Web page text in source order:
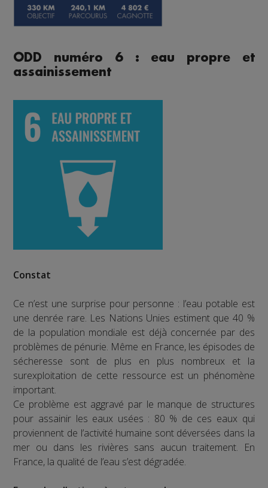
ODD numéro 6 : eau propre et
assainissement
Constat
Ce n’est une surprise pour personne : l’eau potable est
une denrée rare. Les Nations Unies estiment que 40 %
de la population mondiale est déjà concernée par des
problèmes de pénurie. Même en France, les épisodes de
sécheresse sont de plus en plus nombreux et la
surexploitation de cette ressource est un phénomène
important.
Ce problème est aggravé par le manque de structures
pour assainir les eaux usées : 80 % de ces eaux qui
proviennent de l’activité humaine sont déversées dans la
mer ou dans les rivières sans aucun traitement. En
France, la qualité de l’eau s’est dégradée.